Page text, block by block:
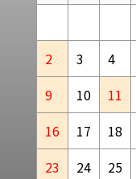
2
3 4
9
10 11
16
17 18
23
24 25